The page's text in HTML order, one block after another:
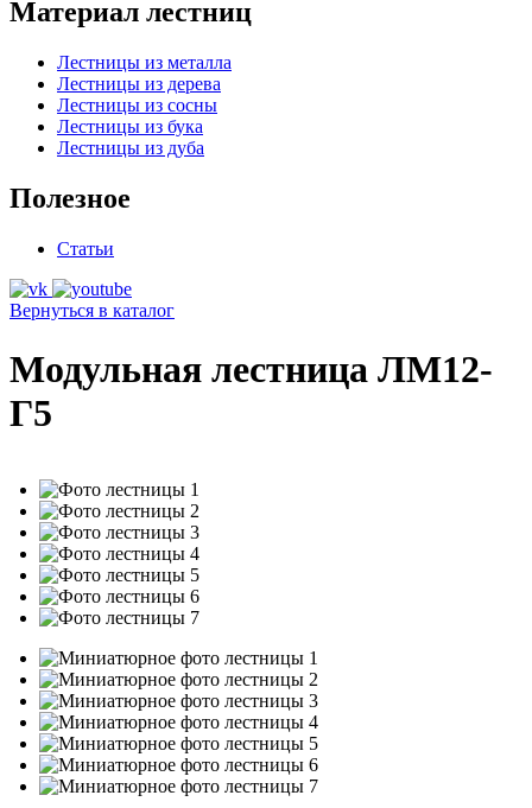
Материал лестниц
Лестницы из металла
Лестницы из дерева
Лестницы из сосны
Лестницы из бука
Лестницы из дуба
Полезное
Статьи
Вернуться в каталог
Модульная лестница ЛМ12-
Г5